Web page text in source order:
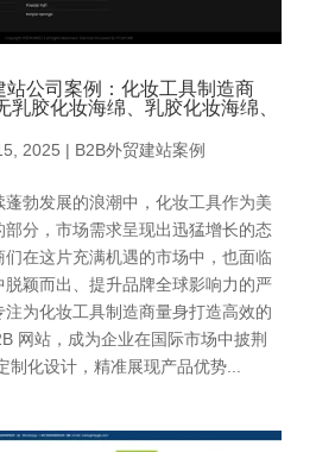
站公司案例：化妆工具制造商
乳胶化妆海绵、乳胶化妆海绵、
2025 | B2B外贸建站案例
勃发展的浪潮中，化妆工具作为美
分，市场需求呈现出迅猛增长的态
在这片充满机遇的市场中，也面临
颖而出、提升品牌全球影响力的严
为化妆工具制造商量身打造高效的
网站，成为企业在国际市场中披荆
制化设计，精准展现产品优势...